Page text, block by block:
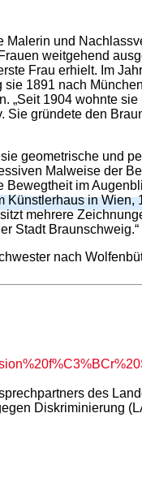
und
weitgehend
Frau erhielt. Im
1891 nach
„Seit 1904 wohnte
gründete den
geometrische und
Malweise der
im
in
mehrere
Stadt Braunschweig.“
nach
des
Diskriminierung